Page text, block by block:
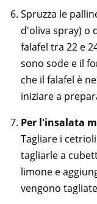
Spruzza le
d'oliva spray) o
falafel tra 22 e
sono sode e il
che il falafel è
iniziare a
Per l'insalata
Tagliare i
tagliarle a
limone e
vengono